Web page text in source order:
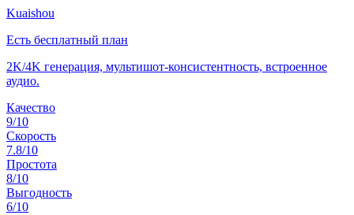
Kuaishou
Есть бесплатный план
2K/4K генерация, мультишот-консистентность, встроенное
аудио.
Качество
9/10
Скорость
7.8/10
Простота
8/10
Выгодность
6/10